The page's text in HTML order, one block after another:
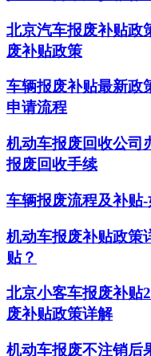
北京汽车报废补贴政
废补贴政策
车辆报废补贴最新政
申请流程
机动车报废回收公司
报废回收手续
车辆报废流程及补贴
机动车报废补贴政策
贴？
北京小客车报废补贴
废补贴政策详解
机动车报废不注销后